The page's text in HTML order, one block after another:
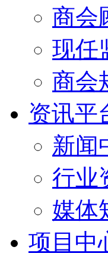
商会
现任
商会
资讯平
新闻
行业
媒体
项目中